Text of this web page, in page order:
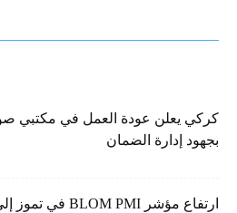
كركي يعلن عودة العمل في مكتبي
بجهود إدارة الضمان
ارتفاع مؤشر BLOM PMI في تموز إلى 50.7 نقطة